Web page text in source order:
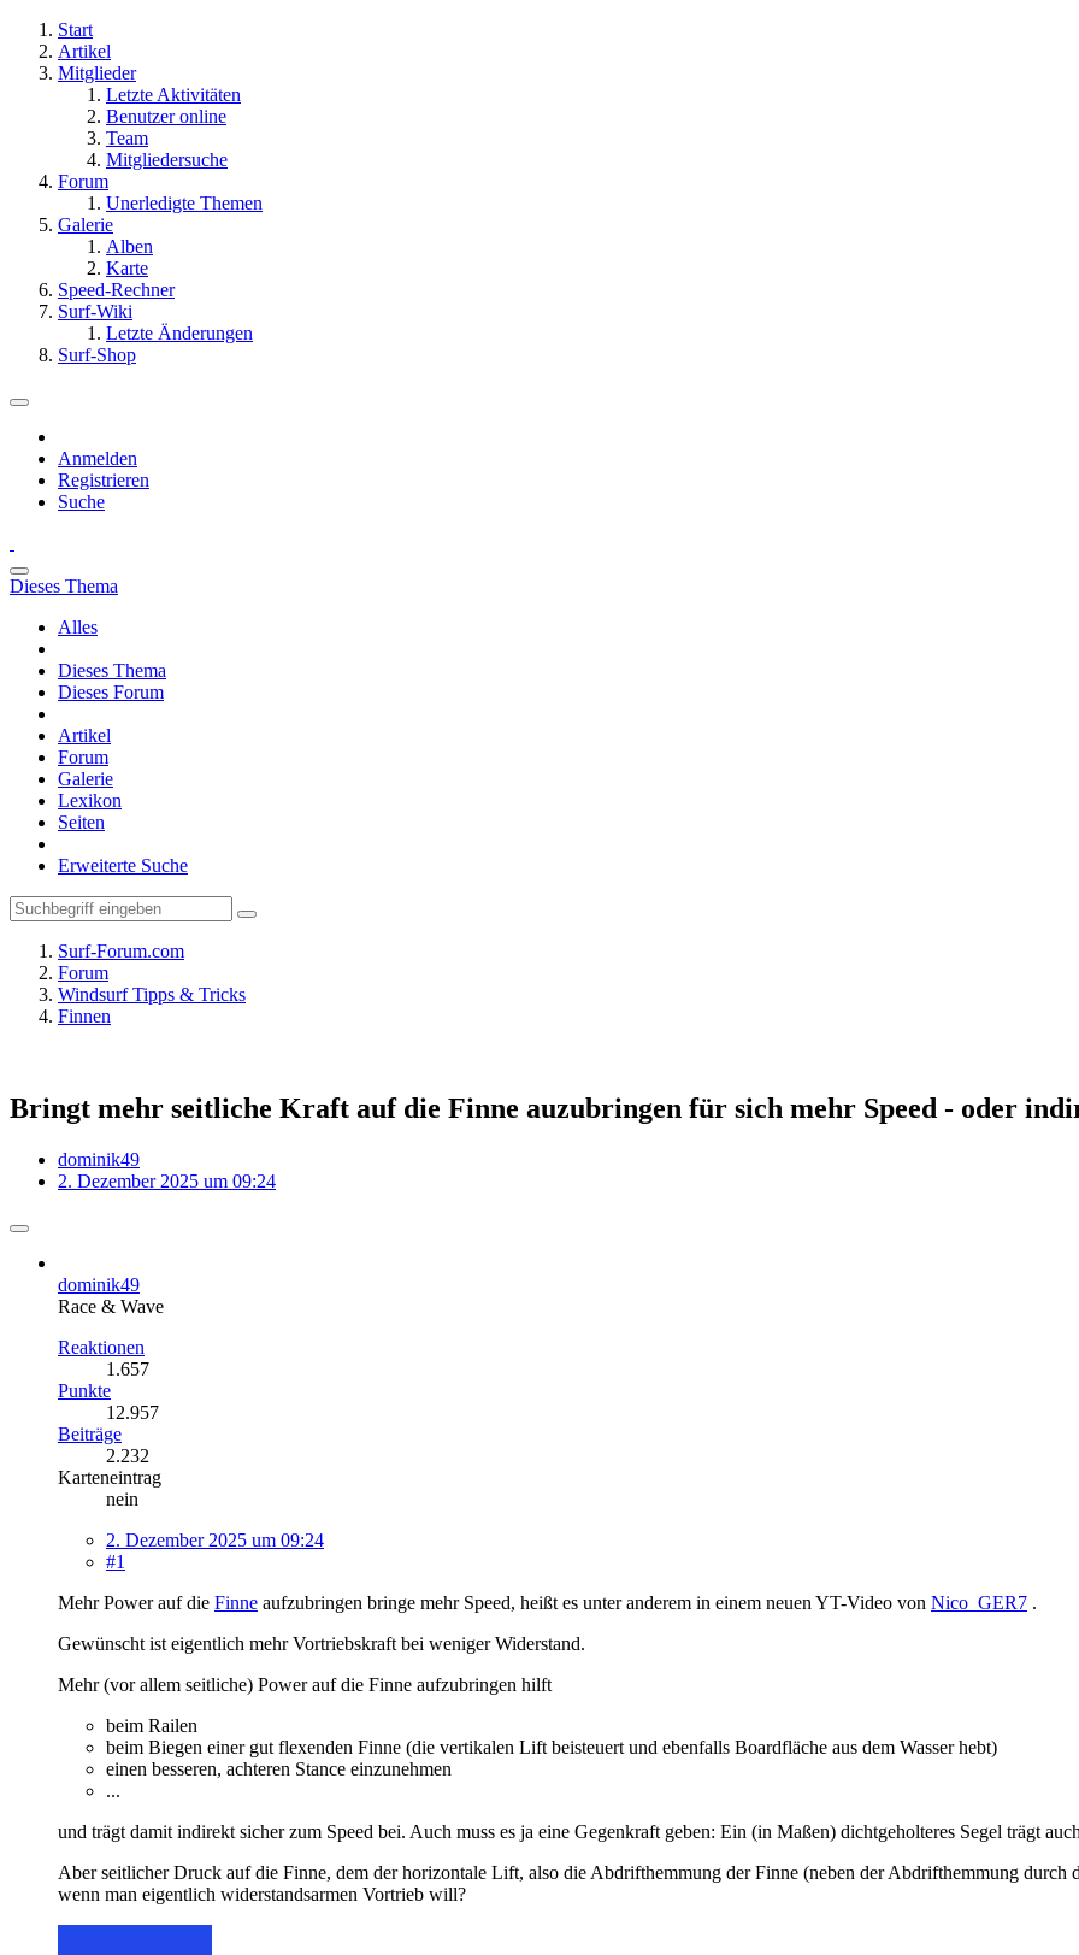
Start
Artikel
Mitglieder
Letzte Aktivitäten
Benutzer online
Team
Mitgliedersuche
Forum
Unerledigte Themen
Galerie
Alben
Karte
Speed-Rechner
Surf-Wiki
Letzte Änderungen
Surf-Shop
Anmelden
Registrieren
Suche
Dieses Thema
Alles
Dieses Thema
Dieses Forum
Artikel
Forum
Galerie
Lexikon
Seiten
Erweiterte Suche
Surf-Forum.com
Forum
Windsurf Tipps & Tricks
Finnen
Bringt mehr seitliche Kraft auf die Finne auzubringen für sich mehr Speed - oder
dominik49
2. Dezember 2025 um 09:24
dominik49
Race & Wave
Reaktionen
1.657
Punkte
12.957
Beiträge
2.232
Karteneintrag
nein
2. Dezember 2025 um 09:24
#1
Mehr Power auf die Finne aufzubringen bringe mehr Speed, heißt es unter anderem in einem neuen YT-Video von Nico_GER7 .
Gewünscht ist eigentlich mehr Vortriebskraft bei weniger Widerstand.
Mehr (vor allem seitliche) Power auf die Finne aufzubringen hilft
beim Railen
beim Biegen einer gut flexenden Finne (die vertikalen Lift beisteuert und ebenfalls Boardfläche aus dem Wasser hebt)
einen besseren, achteren Stance einzunehmen
...
und trägt damit indirekt sicher zum Speed bei. Auch muss es ja eine Gegenkraft geben: Ein (in Maßen) dichtgeholteres Segel trägt
Aber seitlicher Druck auf die Finne, dem der horizontale Lift, also die Abdrifthemmung der Finne (neben der Abdrifthemmung durch
wenn man eigentlich widerstandsarmen Vortrieb will?